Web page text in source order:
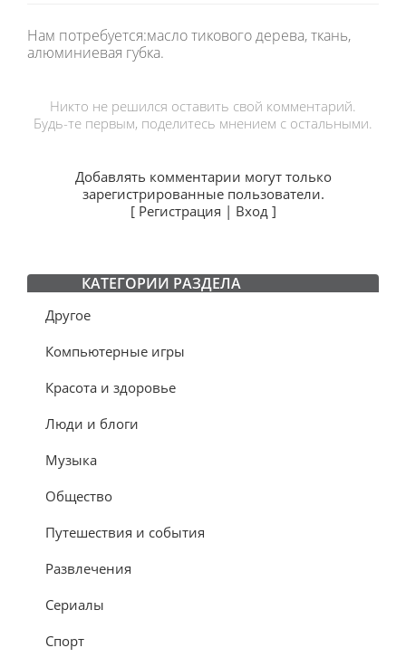
Нам потребуется:масло тикового дерева, ткань,
алюминиевая губка.
Никто не решился оставить свой комментарий.
Будь-те первым, поделитесь мнением с остальными.
Добавлять комментарии могут только
зарегистрированные пользователи.
[ Регистрация | Вход]
КАТЕГОРИИ РАЗДЕЛА
Другое
Компьютерные игры
Красота и здоровье
Люди и блоги
Музыка
Общество
Путешествия и события
Развлечения
Сериалы
Спорт